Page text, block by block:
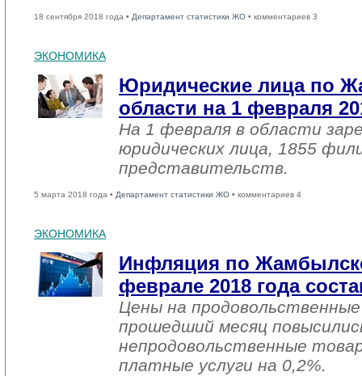
18 сентября 2018 года • Департамент статистики ЖО • комментариев 3
ЭКОНОМИКА
Юридические лица по
области на 1 февраля
На 1 февраля в области
юридических лица, 1855
представительств.
5 марта 2018 года • Департамент статистики ЖО • комментариев 4
ЭКОНОМИКА
Инфляция по
феврале 2018 года
Цены на
прошедший месяц
непродовольственные
платные услуги на 0,2%.